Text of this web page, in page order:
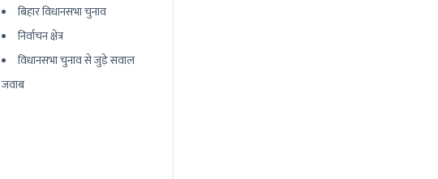
बिहार विधानसभा चुनाव
निर्वाचन क्षेत्र
विधानसभा चुनाव से जुड़े सवाल
जवाब